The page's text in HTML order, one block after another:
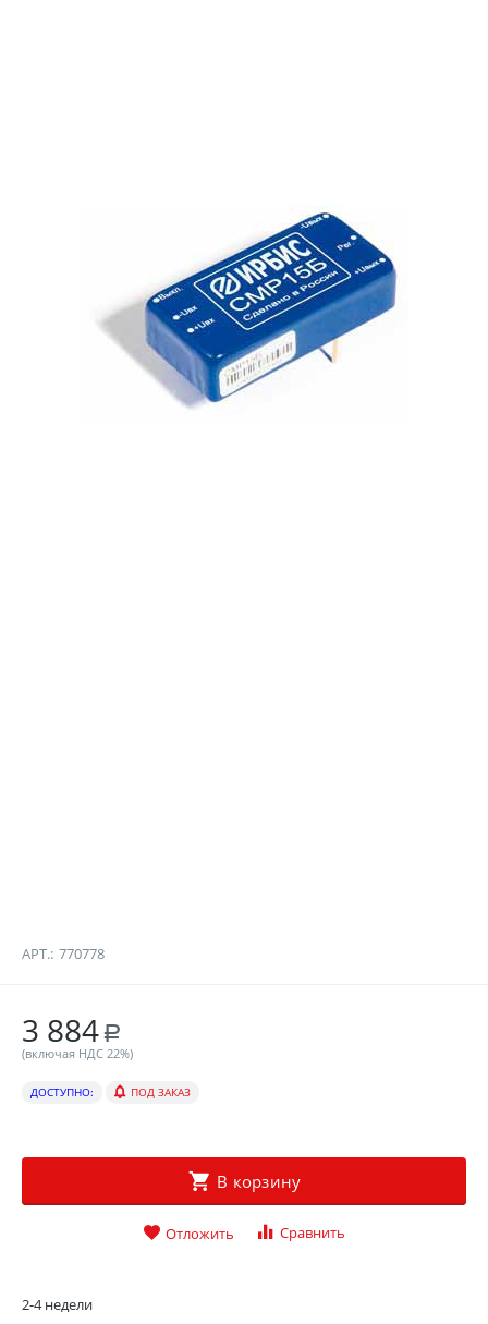
АРТ.: 770778
3 884 Р
(включая НДС 22%)
ДОСТУПНО: ПОД ЗАКАЗ
В корзину
Отложить Сравнить
2-4 недели